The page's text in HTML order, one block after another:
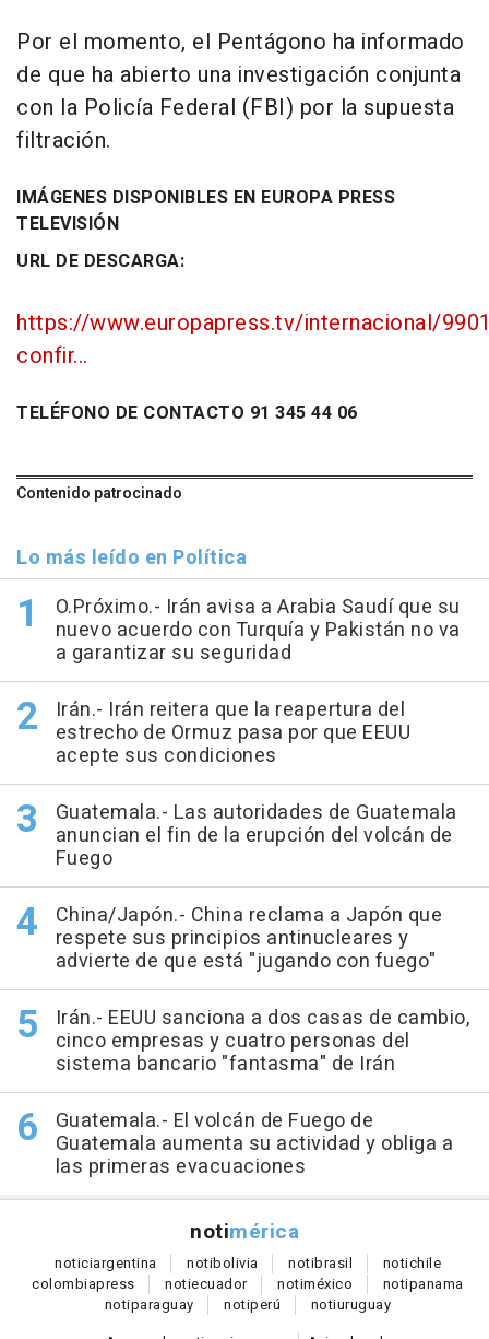
Por el momento, el Pentágono ha informado
de que ha abierto una investigación conjunta
con la Policía Federal (FBI) por la supuesta
filtración.
IMÁGENES DISPONIBLES EN EUROPA PRESS
TELEVISIÓN
URL DE DESCARGA:
https://www.europapress.tv/internacional/
confir...
TELÉFONO DE CONTACTO 91 345 44 06
Contenido patrocinado
Lo más leído en Política
O.Próximo.- Irán avisa a Arabia Saudí que su
nuevo acuerdo con Turquía y Pakistán no va
a garantizar su seguridad
Irán.- Irán reitera que la reapertura del
estrecho de Ormuz pasa por que EEUU
acepte sus condiciones
Guatemala.- Las autoridades de Guatemala
anuncian el fin de la erupción del volcán de
Fuego
China/Japón.- China reclama a Japón que
respete sus principios antinucleares y
advierte de que está "jugando con fuego"
Irán.- EEUU sanciona a dos casas de cambio,
cinco empresas y cuatro personas del
sistema bancario "fantasma" de Irán
Guatemala.- El volcán de Fuego de
Guatemala aumenta su actividad y obliga a
las primeras evacuaciones
notimérica
noticiargentina notibolivia notibrasil notichile
colombiapress notiecuador notiméxico notipanama
notiparaguay notiperú notiuruguay